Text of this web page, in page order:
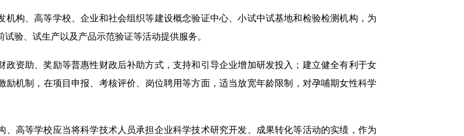
构、高等学校、企业和社会组织等建设概念验证中心、小试中试基地和检验检测机构，为
验、试生产以及产品示范验证等活动提供服务。
资助、奖励等普惠性财政后补助方式，支持和引导企业增加研发投入；建立健全有利于女
励机制，在项目申报、考核评价、岗位聘用等方面，适当放宽年龄限制，对孕哺期女性科学
高等学校应当将科学技术人员承担企业科学技术研究开发、成果转化等活动的实绩，作为